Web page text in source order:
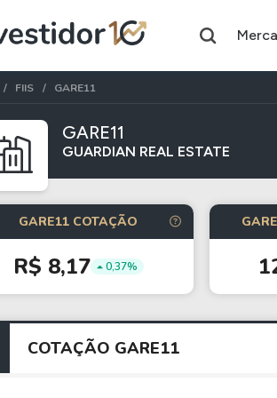
do momento
Ação
Petrobras
FIIs
XPML11
RECR11
FIIS GARE11
GARE11
GUARDIAN REAL ESTATE
GARE11 COTAÇÃO
R$ 8,17 0,37%
COTAÇÃO GARE11